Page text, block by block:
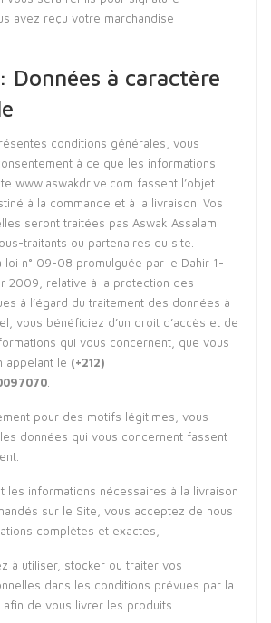
avez reçu votre marchandise
Données à caractère
conditions générales, vous
à ce que les informations
www.aswakdrive.com fassent l’objet
à la commande et à la livraison. Vos
seront traitées pas Aswak Assalam
traitants ou partenaires du site.
loi n° 09-08 promulguée par le Dahir 1-
2009, relative à la protection des
à l’égard du traitement des données à
vous bénéficiez d’un droit d’accès et de
qui vous concernent, que vous
appelant le (+212)
pour des motifs légitimes, vous
données qui vous concernent fassent
les informations nécessaires à la livraison
sur le Site, vous acceptez de nous
complètes et exactes,
à utiliser, stocker ou traiter vos
dans les conditions prévues par la
de vous livrer les produits